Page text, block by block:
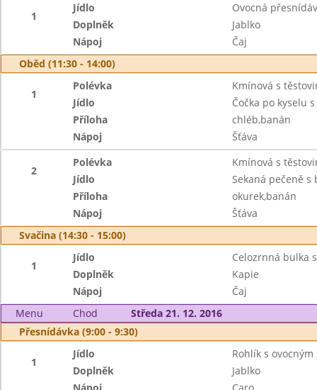
1
Jídlo
Ovocná
Doplněk
Jablko
Nápoj
Čaj
Oběd (11:30 - 14:00)
1
Polévka
Kmínová s
Jídlo
Čočka po kyselu
Příloha
chléb,banán
Nápoj
Šťáva
2
Polévka
Kmínová s
Jídlo
Sekaná pečeně
Příloha
okurek,banán
Nápoj
Šťáva
Svačina (14:30 - 15:00)
1
Jídlo
Celozrnná bulka
Doplněk
Kapie
Nápoj
Čaj
Menu
Chod
Středa 21. 12. 2016
Přesnídávka (9:00 - 9:30)
1
Jídlo
Rohlík s
Doplněk
Jablko